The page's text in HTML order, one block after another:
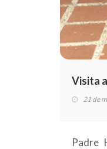
Visita
21 de
Padre